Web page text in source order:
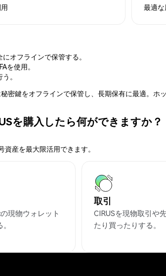
最適な
オフラインで保管する。
を使用。
。
密鍵をオフラインで保管し、長期保有に最適。ホ
を購入したら何ができますか？
資産を最大限活用できます。
現物ウォレット
取引
CIRUSを現物取引や
たり買ったりする。